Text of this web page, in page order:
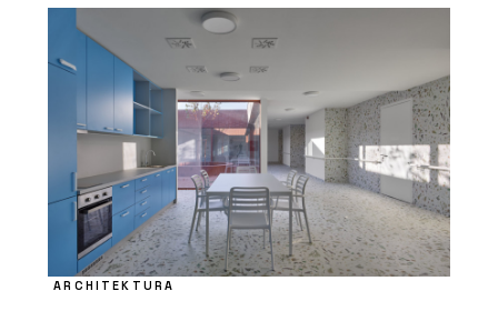
ARCHITEKTURA